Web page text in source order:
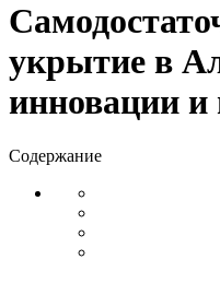
укрытие в
инновации и
Содержание